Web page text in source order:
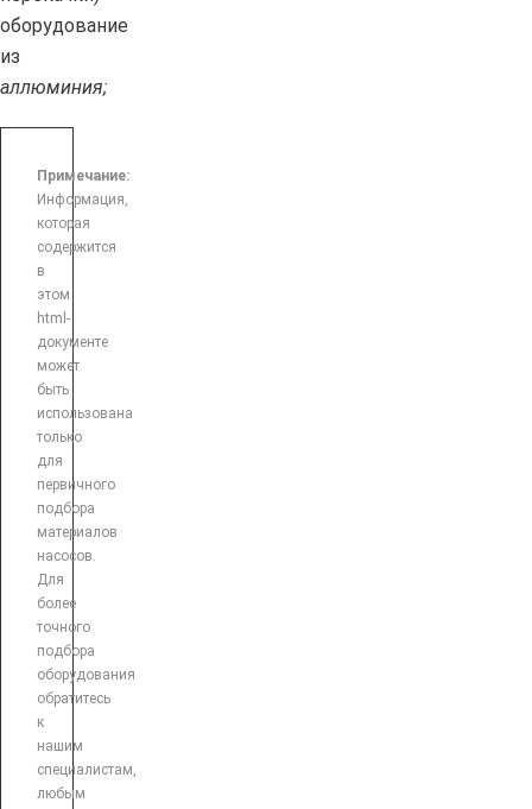
оборудование
из
аллюминия;
Примечание:
Информация,
которая
содержится
в
этом
html-
документе
может
быть
использована
только
для
первичного
подбора
материалов
насосов.
Для
более
точного
подбора
оборудования
обратитесь
к
нашим
специалистам,
любым